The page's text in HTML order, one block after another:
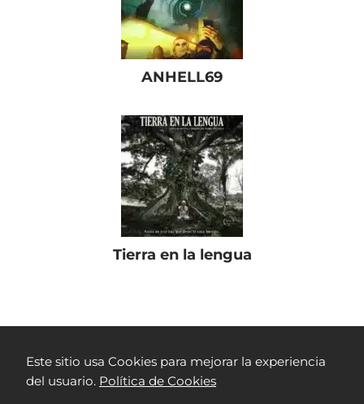
ANHELL69
Tierra en la lengua
Este sitio usa Cookies para mejorar la experiencia
del usuario. Política de Cookies